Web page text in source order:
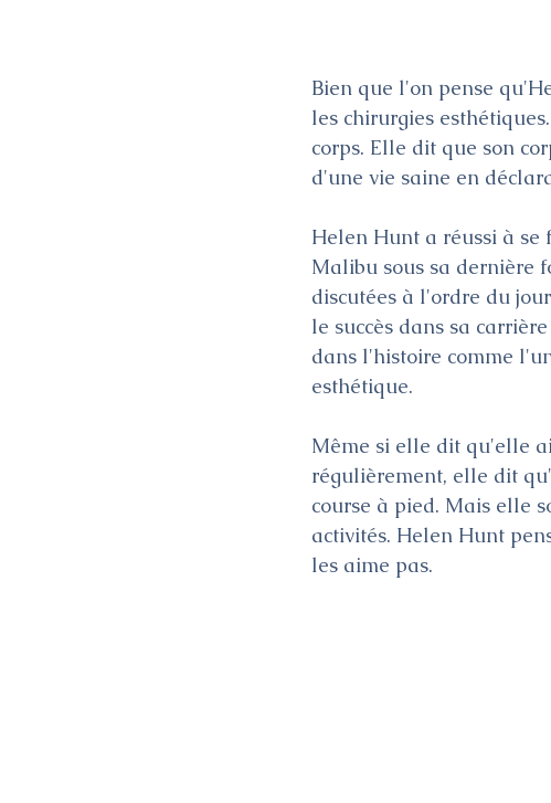
Bien que l'on pense
les chirurgies
corps. Elle dit que son
d'une vie saine en
Helen Hunt a réussi à
Malibu sous sa dernière
discutées à l'ordre du
le succès dans sa
dans l'histoire comme
esthétique.
Même si elle dit qu'elle
régulièrement, elle dit
course à pied. Mais elle
activités. Helen Hunt
les aime pas.